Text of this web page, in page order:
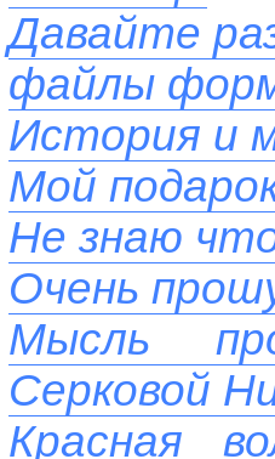
Давайте
файлы
История и
Мой
Не знаю
Очень
Мысль
Серковой
Красная